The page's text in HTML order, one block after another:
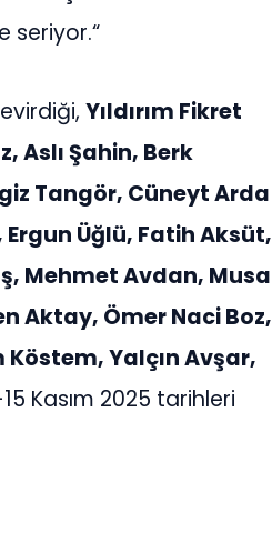
seriyor.“
Yıldırım Fikret
Aslı Şahin, Berk
Tangör, Cüneyt Arda
Üğlü, Fatih Aksüt,
Mehmet Avdan, Musa
Aktay, Ömer Naci Boz,
Köstem, Yalçın Avşar,
Kasım 2025 tarihleri